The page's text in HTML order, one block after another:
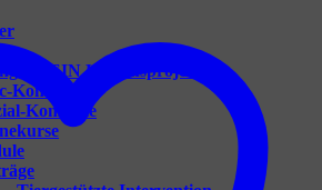
– DEIN Herzensprojekt
Konzepte
Konzepte